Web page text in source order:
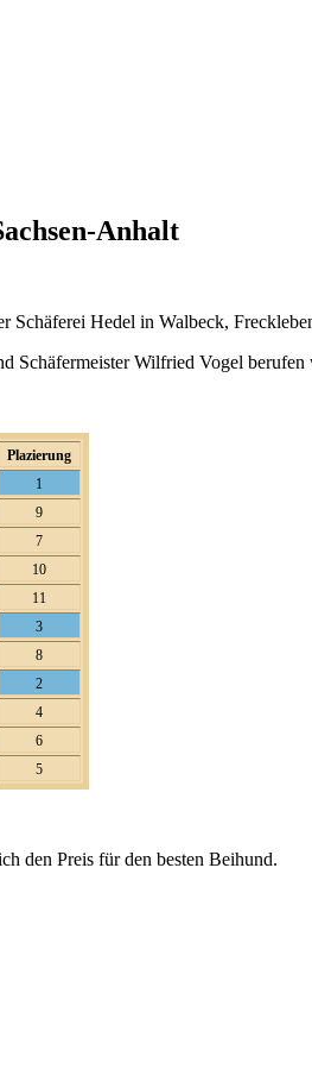
Anhalt
Schäferei Hedel in Walbeck,
Schäfermeister Wilfried Vogel berufen
Plazierung
1
9
7
10
11
3
8
2
4
6
5
den Preis für den besten Beihund.